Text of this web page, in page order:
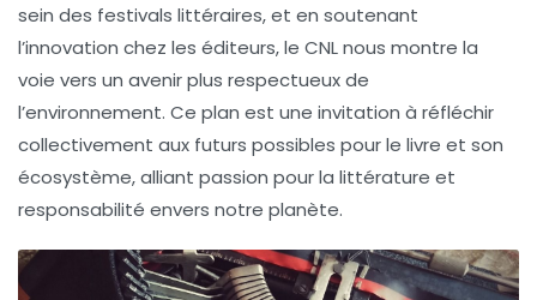
sein des festivals littéraires, et en soutenant
l’innovation chez les éditeurs, le CNL nous montre la
voie vers un avenir plus respectueux de
l’environnement. Ce plan est une invitation à réfléchir
collectivement aux futurs possibles pour le livre et son
écosystème, alliant passion pour la littérature et
responsabilité envers notre planète.